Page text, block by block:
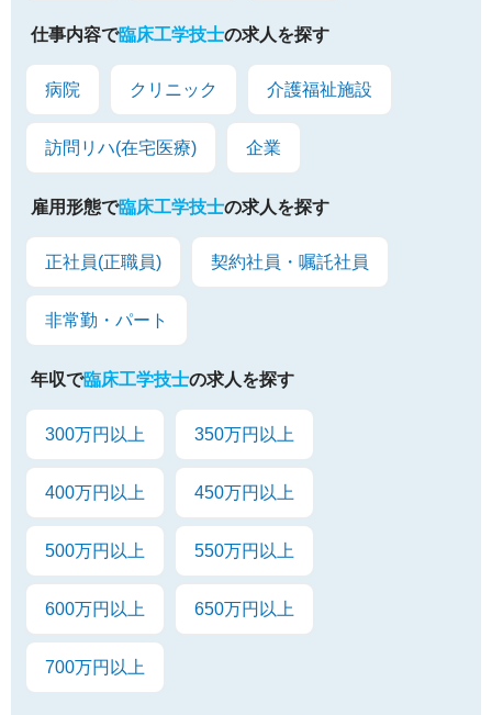
仕事内容で臨床工学技士の求人を探す
病院 クリニック 介護福祉施設
訪問リハ(在宅医療) 企業
雇用形態で臨床工学技士の求人を探す
正社員(正職員) 契約社員・嘱託社員
非常勤・パート
年収で臨床工学技士の求人を探す
300万円以上 350万円以上
400万円以上 450万円以上
500万円以上 550万円以上
600万円以上 650万円以上
700万円以上